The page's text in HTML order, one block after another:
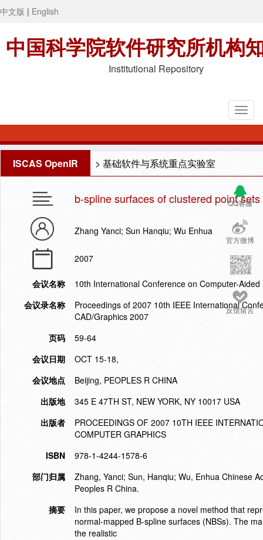
中文版 | English
中国科学院软件研究所机构
Institutional Repository
ISCAS OpenIR > 基础软件与系统重点实验室
QQ客服
官方微博
反馈留言
b-spline surfaces of clustered point
Zhang Yanci; Sun Hanqiu; Wu Enhua
2007
会议名称
10th International Conference on Computer-
会议录名称
Proceedings of 2007 10th IEEE International
CAD/Graphics 2007
页码
59-64
会议日期
OCT 15-18,
会议地点
Beijing, PEOPLES R CHINA
出版地
345 E 47TH ST, NEW YORK, NY 10017 USA
出版者
PROCEEDINGS OF 2007 10TH IEEE
COMPUTER GRAPHICS
ISBN
978-1-4244-1578-6
部门归属
Zhang, Yanci; Sun, Hanqiu; Wu, Enhua Chinese
Peoples R China.
摘要
In this paper, we propose a novel method that
normal-mapped B-spline surfaces (NBSs). The
the realistic